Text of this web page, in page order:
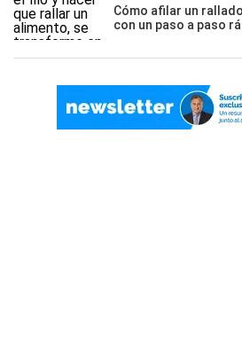
Cómo afilar un
con un paso a paso